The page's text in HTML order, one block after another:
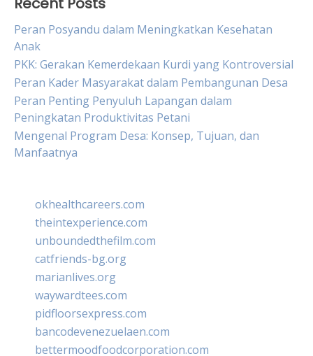
Peran Posyandu dalam Meningkatkan Kesehatan
Anak
PKK: Gerakan Kemerdekaan Kurdi yang Kontroversial
Peran Kader Masyarakat dalam Pembangunan Desa
Peran Penting Penyuluh Lapangan dalam
Peningkatan Produktivitas Petani
Mengenal Program Desa: Konsep, Tujuan, dan
Manfaatnya
okhealthcareers.com
theintexperience.com
unboundedthefilm.com
catfriends-bg.org
marianlives.org
waywardtees.com
pidfloorsexpress.com
bancodevenezuelaen.com
bettermoodfoodcorporation.com